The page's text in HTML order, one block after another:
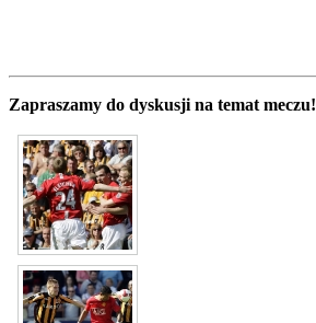
Zapraszamy do dyskusji na temat meczu!